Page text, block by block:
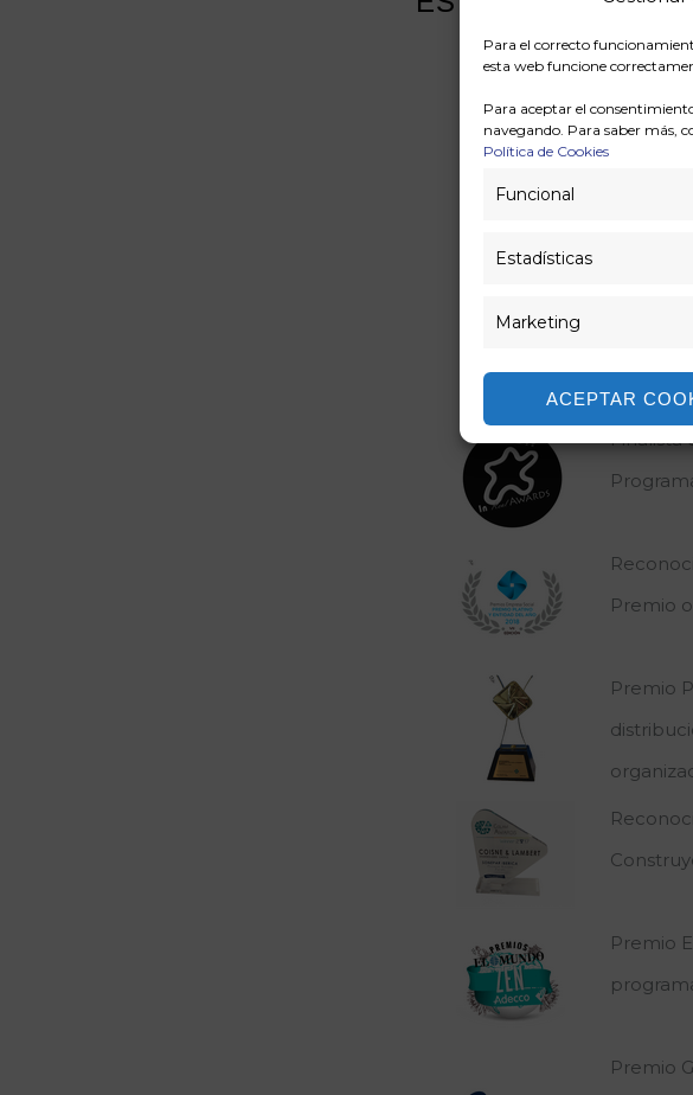
Para el correcto
esta web funcione
Para aceptar el
navegando. Para saber más,
Política de Cookies
Funcional
Estadísticas
Marketing
ACEPTAR
Finalista
Premio
Premio
Premio
Premio